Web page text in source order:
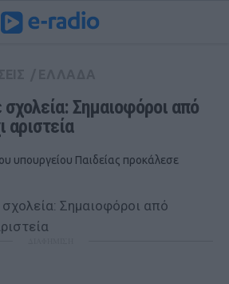
σχολεία: Σημαιοφόροι από
αριστεία
υπουργείου Παιδείας προκάλεσε